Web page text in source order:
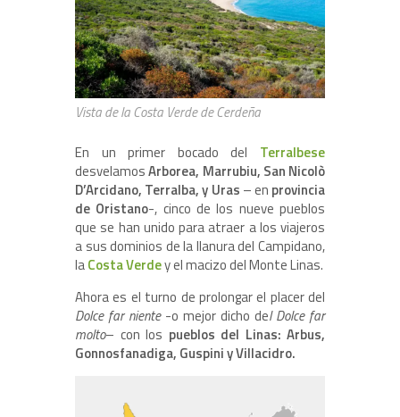
Vista de la Costa Verde de Cerdeña
En un primer bocado del Terralbese
desvelamosArborea, Marrubiu, San Nicolò
D’Arcidano, Terralba, y Uras – en provincia
de Oristano-, cinco de los nueve pueblos
que se han unido para atraer a los viajeros
a sus dominios de la llanura del Campidano,
laCosta Verdey el macizo del Monte Linas.
Ahora es el turno de prolongar el placer del
Dolce far niente-o mejor dicho del Dolce far
molto– con los pueblos del Linas: Arbus,
Gonnosfanadiga, Guspini y Villacidro.